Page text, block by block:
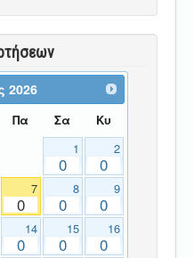
2026
Πα Σα Κυ
1
0
2
0
7
0
8
0
9
0
14
0
15
0
16
0